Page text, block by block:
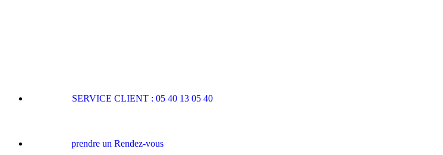
SERVICE CLIENT : 05 40 13 05 40
prendre un Rendez-vous